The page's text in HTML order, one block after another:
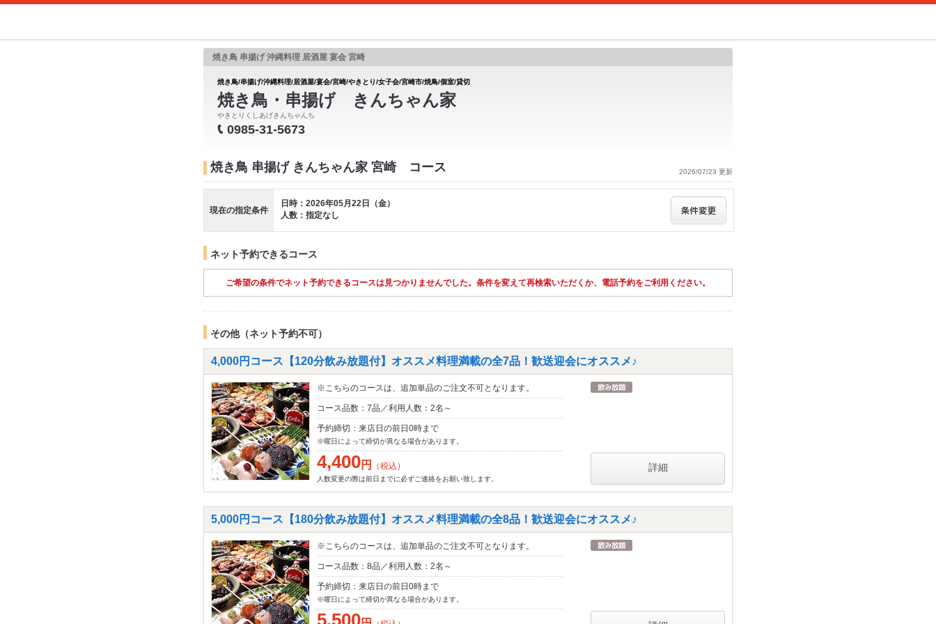
焼き鳥 串揚げ 沖縄料理 居酒屋 宴会 宮崎
焼き鳥/串揚げ/沖縄料理/居酒屋/宴会/宮崎/やきとり/女子会/宮崎市/焼鳥/個室/貸切
焼き鳥・串揚げ きんちゃん家
やきとりくしあげきんちゃんち
0985-31-5673
2026/07/23 更新
焼き鳥 串揚げ きんちゃん家 宮崎 コース
現在の指定条件
日時：2026年05月22日（金）
人数：指定なし
ネット予約できるコース
ご希望の条件でネット予約できるコースは見つかりませんでした。条件を変えて再検索いただくか、電話予約をご利用ください。
その他（ネット予約不可）
4,000円コース【120分飲み放題付】オススメ料理満載の全7品！歓送迎会にオススメ♪
※こちらのコースは、追加単品のご注文不可となります。
コース品数：7品／利用人数：2名～
予約締切：来店日の前日0時まで
※曜日によって締切が異なる場合があります。
4,400円 （税込）
人数変更の際は前日までに必ずご連絡をお願い致します。
詳細
5,000円コース【180分飲み放題付】オススメ料理満載の全8品！歓送迎会にオススメ♪
※こちらのコースは、追加単品のご注文不可となります。
コース品数：8品／利用人数：2名～
予約締切：来店日の前日0時まで
※曜日によって締切が異なる場合があります。
5,500